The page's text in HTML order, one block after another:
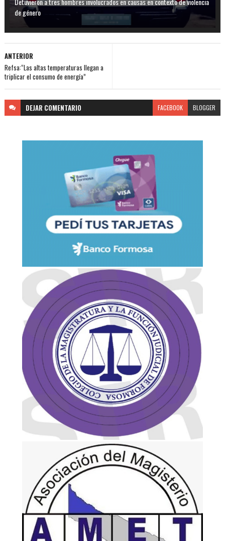
de género
ANTERIOR
Refsa:“Las altas temperaturas llegan a
triplicar el consumo de energía”
DEJAR COMENTARIO FACEBOOK BLOGGER